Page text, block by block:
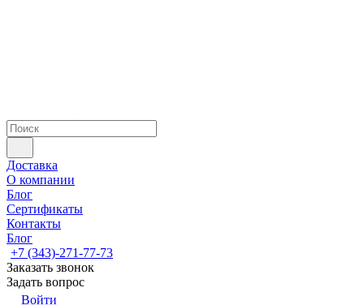
Доставка
О компании
Блог
Сертификаты
Контакты
Блог
+7 (343)-271-77-73
Заказать звонок
Задать вопрос
Войти